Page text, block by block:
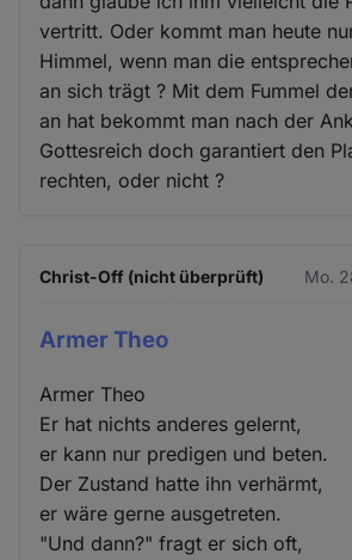
vertritt. Oder kommt man heute
Himmel, wenn man die
an sich trägt ? Mit dem Fummel
an hat bekommt man nach der
Gottesreich doch garantiert den
rechten, oder nicht ?
Christ-Off (nicht überprüft) Mo.
Armer Theo
Armer Theo
Er hat nichts anderes gelernt,
er kann nur predigen und beten.
Der Zustand hatte ihn verhärmt,
er wäre gerne ausgetreten.
"Und dann?" fragt er sich oft,